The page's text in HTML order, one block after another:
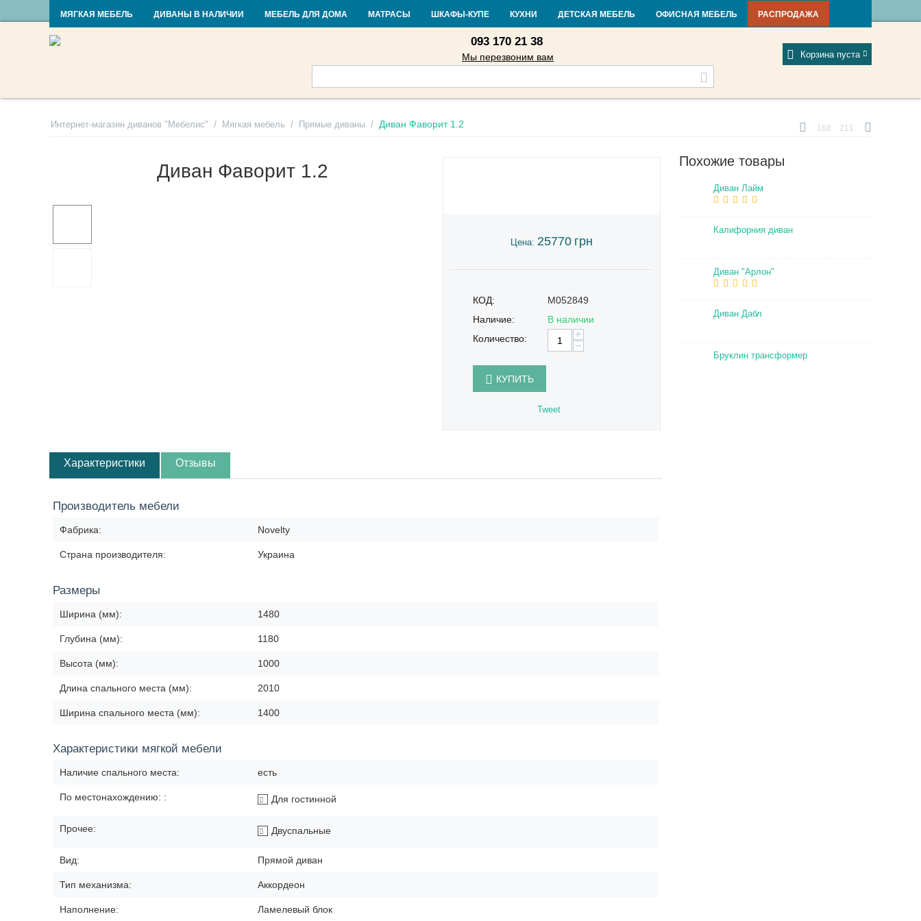
RU UA Мой профиль
Контакты Доставка и оплата Гарантия и возврат Кредит Статьи и новости Фабрики Отзывы
093 170 21 38
Мы перезвоним вам Корзина пуста
МЯГКАЯ МЕБЕЛЬ ДИВАНЫ В НАЛИЧИИ МЕБЕЛЬ ДЛЯ ДОМА МАТРАСЫ ШКАФЫ-КУПЕ КУХНИ ДЕТСКАЯ МЕБЕЛЬ ОФИСНАЯ МЕБЕЛЬ РАСПРОДАЖА
Интернет-магазин диванов "Мебелис" / Мягкая мебель / Прямые диваны / Диван Фаворит 1.2 168 211
Диван Фаворит 1.2
Цена: 25770 грн
КОД:
M052849
Наличие:
В наличии
Количество:
+
−
КУПИТЬ
Tweet
Характеристики Отзывы
Производитель мебели
Фабрика: Novelty
Страна производителя: Украина
Размеры
Ширина (мм): 1480
Глубина (мм): 1180
Высота (мм): 1000
Длина спального места (мм): 2010
Ширина спального места (мм): 1400
Характеристики мягкой мебели
Наличие спального места: есть
По местонахождению: : Для гостинной
Прочее: Двуспальные
Вид: Прямой диван
Тип механизма: Аккордеон
Наполнение: Ламелевый блок
Похожие товары
Диван Лайм
Калифорния диван
Диван "Арлон"
Диван Дабл
Бруклин трансформер